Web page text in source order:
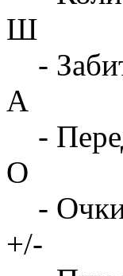
Ш
-
А
-
О
-
+/-